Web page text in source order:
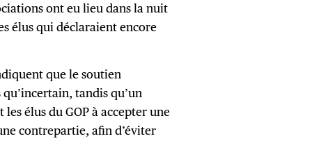
ont eu lieu dans la nuit
élus qui déclaraient encore
que le soutien
tandis qu’un
élus du GOP à accepter une
contrepartie, afin d’éviter